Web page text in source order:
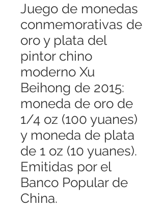
Juego de monedas
conmemorativas de
oro y plata del
pintor chino
moderno Xu
Beihong de 2015:
moneda de oro de
1/4 oz (100 yuanes)
y moneda de plata
de 1 oz (10 yuanes).
Emitidas por el
Banco Popular de
China.